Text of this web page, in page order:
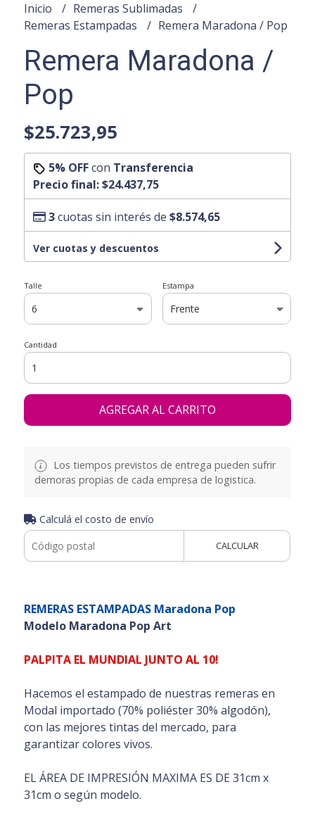
Inicio
Remeras Sublimadas
Remeras Estampadas
Remera Maradona / Pop
Remera Maradona /
Pop
$25.723,95
5% OFFcon Transferencia
Precio final:$24.437,75
3cuotas sin interés de $8.574,65
Ver cuotas y descuentos
Talle Estampa
Cantidad
AGREGAR AL CARRITO
Los tiempos previstos de entrega pueden sufrir
demoras propias de cada empresa de logistica.
Calculá el costo de envío
CALCULAR
REMERAS ESTAMPADAS Maradona Pop
Modelo Maradona Pop Art
PALPITA EL MUNDIAL JUNTO AL 10!
Hacemos el estampado de nuestras remeras en
Modal importado (70% poliéster 30% algodón),
con las mejores tintas del mercado, para
garantizar colores vivos.
EL ÁREA DE IMPRESIÓN MAXIMA ES DE 31cm x
31cm o según modelo.